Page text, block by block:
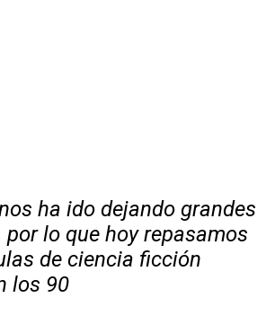
ha ido dejando grandes
por lo que hoy repasamos
de ciencia ficción
los 90